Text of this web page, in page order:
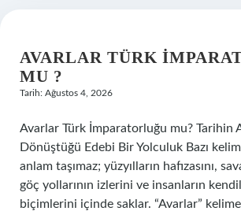
AVARLAR TÜRK
MU ?
Tarih: Ağustos 4, 2026
Avarlar Türk İmparatorluğu mu? Tarihin
Dönüştüğü Edebi Bir Yolculuk Bazı
anlam taşımaz; yüzyılların hafızasını,
göç yollarının izlerini ve insanların
biçimlerini içinde saklar. “Avarlar”